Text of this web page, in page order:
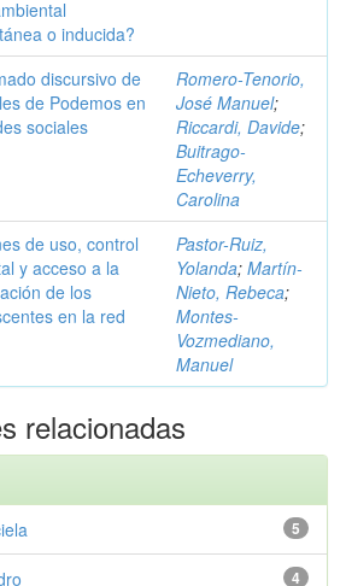
o inducida?
discursivo de
de Podemos en
sociales
Romero-Tenorio,
José Manuel;
Riccardi, Davide;
Buitrago-
Echeverry,
Carolina
de uso, control
y acceso a la
de los
en la red
Pastor-Ruiz,
Yolanda; Martín-
Nieto, Rebeca;
Montes-
Vozmediano,
Manuel
relacionadas
5
4